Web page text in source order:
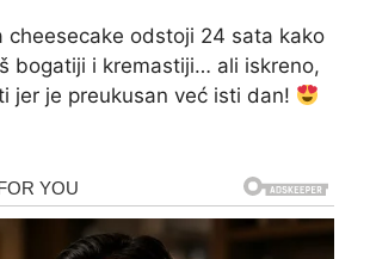
cheesecake odstoji 24 sata kako
bogatiji i kremastiji… ali iskreno,
jer je preukusan već isti dan!